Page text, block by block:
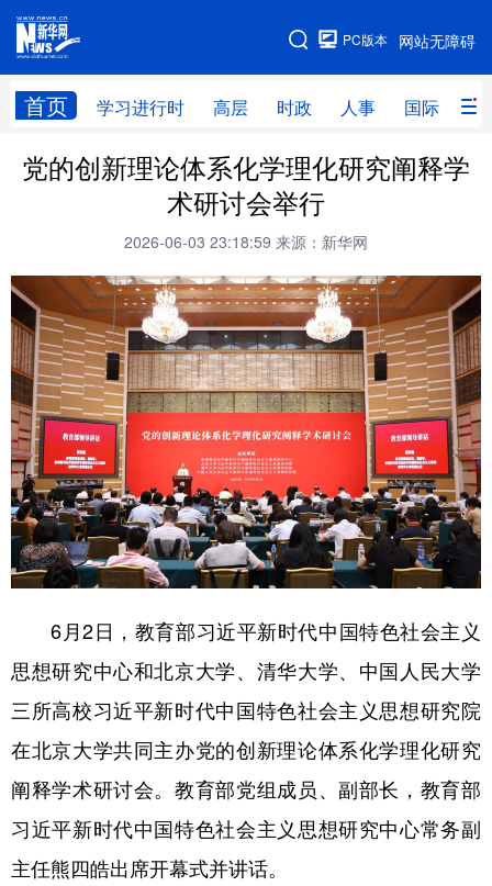
网站无障碍
PC版本
首页 学习进行时 高层 时政 人事 国际 财
网站地图
学习进行时 高层 时政 人事
财经 网评
全球连线
科技 科创 量子 体育
文化 书画 健康 军事
访谈 视频 图片 政务
法律 中央文件 金融 汽车
食品 人居 信息化 数字经济
学术中国 乡村振兴 银龄 溯源中国
城市 旅游 能源 会展
彩票 娱乐 时尚 悦读
公益 一带一路 亚太网 上市公司
文化产业
地方频道
党的创新理论体系化学理化研究阐释学
术研讨会举行
2026-06-03 23:18:59 来源：新华网
6月2日，教育部习近平新时代中国特色社会主义
思想研究中心和北京大学、清华大学、中国人民大学
三所高校习近平新时代中国特色社会主义思想研究院
在北京大学共同主办党的创新理论体系化学理化研究
阐释学术研讨会。教育部党组成员、副部长，教育部
习近平新时代中国特色社会主义思想研究中心常务副
主任熊四皓出席开幕式并讲话。